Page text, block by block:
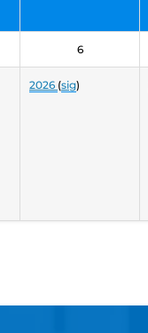
6
2026 (sig)